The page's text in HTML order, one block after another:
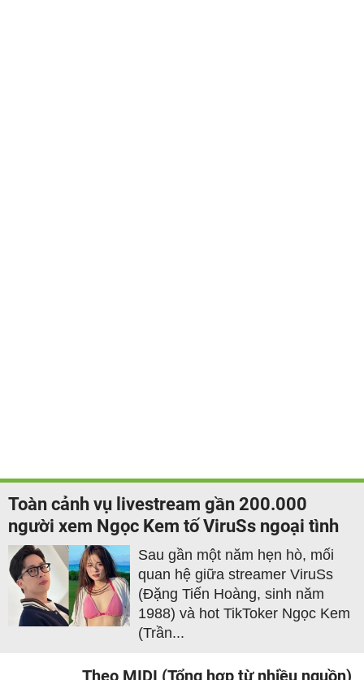
Toàn cảnh vụ livestream gần 200.000
người xem Ngọc Kem tố ViruSs ngoại tình
Sau gần một năm hẹn hò, mối
quan hệ giữa streamer ViruSs
(Đặng Tiến Hoàng, sinh năm
1988) và hot TikToker Ngọc Kem
(Trần...
Theo MIDI (Tổng hợp từ nhiều nguồn)